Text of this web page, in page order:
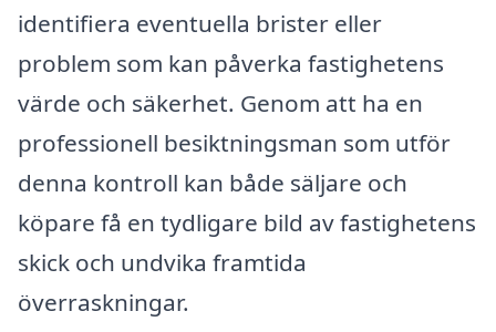
identifiera eventuella brister eller
problem som kan påverka fastighetens
värde och säkerhet. Genom att ha en
professionell besiktningsman som utför
denna kontroll kan både säljare och
köpare få en tydligare bild av fastighetens
skick och undvika framtida
överraskningar.